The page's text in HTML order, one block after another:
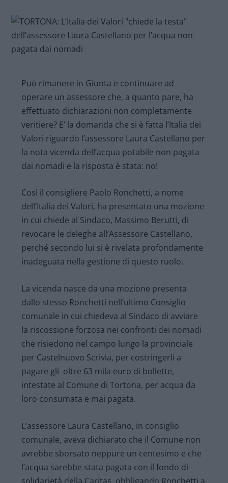
Può rimanere in Giunta e continuare ad
operare un assessore che, a quanto pare, ha
effettuato dichiarazioni non completamente
veritiere? E’ la domanda che si è fatta l’Italia dei
Valori riguardo l’assessore Laura Castellano per
la nota vicenda dell’acqua potabile non pagata
dai nomadi e la risposta è stata: no!
Così il consigliere Paolo Ronchetti, a nome
dell’Italia dei Valori, ha presentato una mozione
in cui chiede al Sindaco, Massimo Berutti, di
revocare le deleghe all’Assessore Castellano,
perché secondo lui si è rivelata profondamente
inadeguata nella gestione di questo ruolo.
La vicenda nasce da una mozione presenta
dallo stesso Ronchetti nell’ultimo Consiglio
comunale in cui chiedeva al Sindaco di avviare
la riscossione forzosa nei confronti dei nomadi
che risiedono nel campo lungo la provinciale
per Castelnuovo Scrivia, per costringerli a
pagare gli oltre 63 mila euro di bollette,
intestate al Comune di Tortona, per acqua da
loro consumata e mai pagata.
L’assessore Laura Castellano, in consiglio
comunale, aveva dichiarato che il Comune non
avrebbe sborsato neppure un centesimo e che
l’acqua sarebbe stata pagata con il fondo di
solidarietà della Caritas, obbligando Ronchetti a